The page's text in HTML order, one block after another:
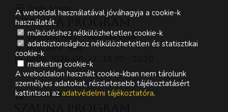
Török Martin
Szauna Program
Gyógyító Kert - Naturista oázis
relax zene, zene
hétfő, 2026-06-22., 18:30 - 20:30
Török Martin
A weboldal használatával jóváhagyja a cookie-k
használatát.
működéshez nélkülözhetetlen cookie-k
adatbiztonsághoz nélkülözhetetlen és statisztikai
cookie-k
marketing cookie-k
A weboldalon használt cookie-kban nem tárolunk
személyes adatokat, részletesebb tájékoztatásért
kattintson az adatvédelmi tájékoztatóra.